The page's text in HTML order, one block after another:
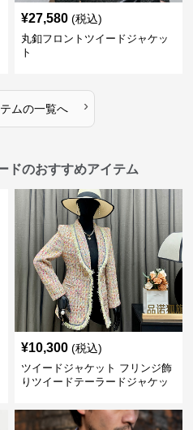
¥27,580 (税込)
丸釦フロントツイードジャケッ
ト
ムの一覧へ ›
ドのおすすめアイテム
¥10,300 (税込)
ツイードジャケット フリンジ飾
りツイードテーラードジャケッ